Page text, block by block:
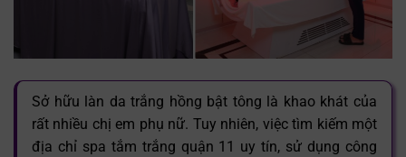
Sở hữu làn da trắng hồng bật tông là khao khát của
rất nhiều chị em phụ nữ. Tuy nhiên, việc tìm kiếm một
địa chỉ spa tắm trắng quận 11 uy tín, sử dụng công